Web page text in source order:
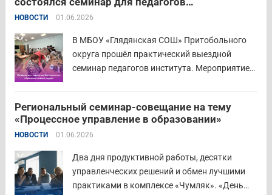
общеобразовательных организациях. Все
выпускники успешно прошли итоговую
аттестацию в форме экзамена и получили
Читать дальше
Центрального образовательного округа
НОВОСТИ 01.06.2026
В МБОУ «Глядянская СОШ» Притобольного
округа прошёл практический выездной
семинар педагогов института. Мероприятие
Открывая встречу, заместитель
руководителя Управления образования
Притобольного муниципального округа
Наталья Сергеевна Иванова подчеркнула
важность очных практических встреч для...
Региональный семинар-совещание на тему
«Процессное управление в образовании»
НОВОСТИ 01.06.2026
Два дня продуктивной работы, десятки
управленческих решений и обмен лучшими
практиками в комплексе «Чумляк». «День